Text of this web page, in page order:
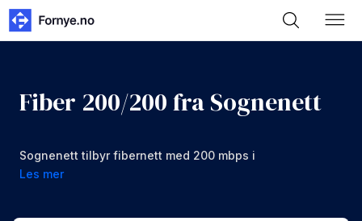
Fiber 200/200 fra Sognenett
Sognenett tilbyr fibernett med 200 mbps i
nedlastning og opplastning for 739 kr/mnd
Les mer